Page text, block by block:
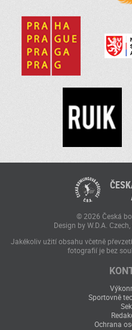
© 2026 Česká
Design by W.D.A.
Jakékoliv užití obsahu včetně
fotografií je bez
Sportovně
Ochrana